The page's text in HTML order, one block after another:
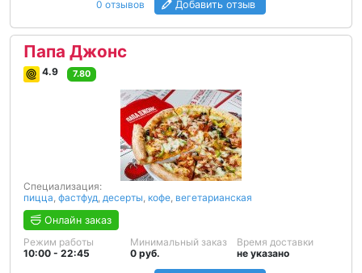
0 отзывов Добавить отзыв
Папа Джонс
4.9 7.80
Специализация:
пицца, фастфуд, десерты, кофе, вегетарианская
Онлайн заказ
Режим работы
10:00 - 22:45
Минимальный заказ
0 руб.
Время доставки
не указано